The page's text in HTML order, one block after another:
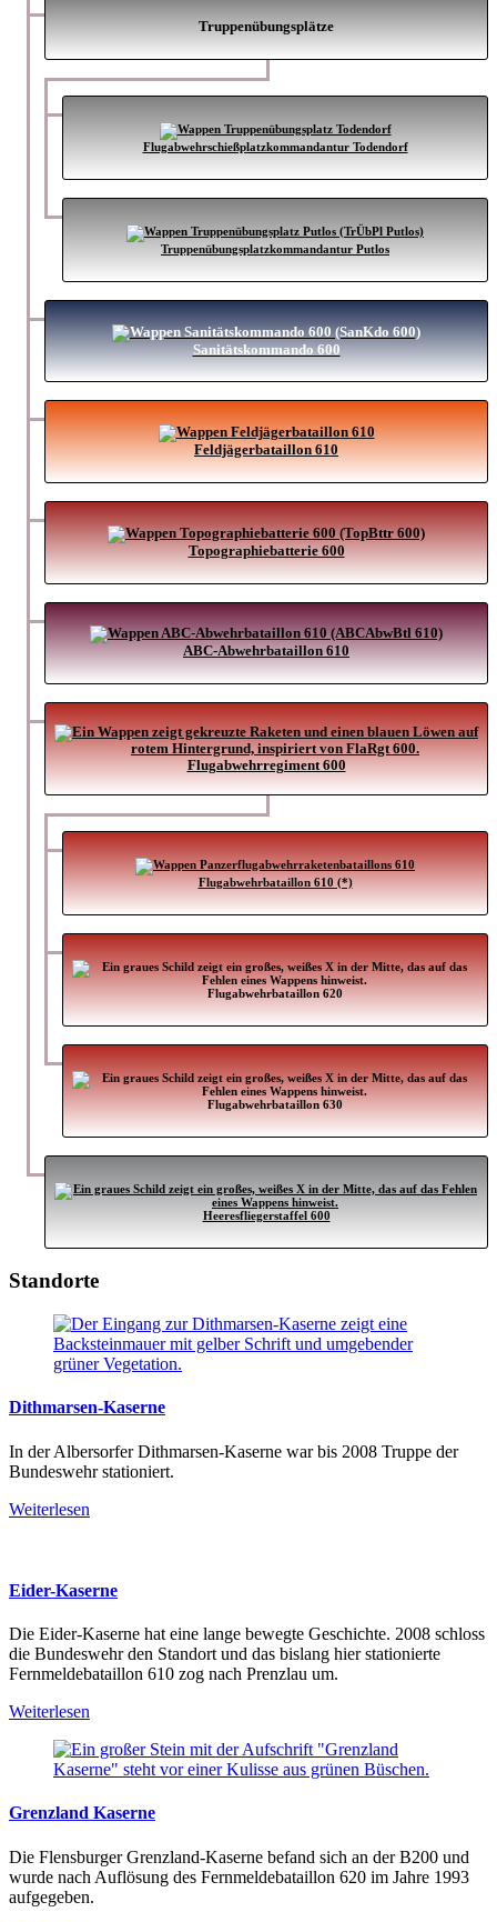
Truppenübungsplätze
Flugabwehrschießplatzkommandantur Todendorf
Truppenübungsplatzkommandantur Putlos
Sanitätskommando 600
Feldjägerbataillon 610
Topographiebatterie 600
ABC-Abwehrbataillon 610
Flugabwehrregiment 600
Flugabwehrbataillon 610 (*)
Flugabwehrbataillon 620
Flugabwehrbataillon 630
Heeresfliegerstaffel 600
Standorte
Dithmarsen-Kaserne
In der Albersorfer Dithmarsen-Kaserne war bis 2008 Truppe der
Bundeswehr stationiert.
Weiterlesen
Eider-Kaserne
Die Eider-Kaserne hat eine lange bewegte Geschichte. 2008 schloss
die Bundeswehr den Standort und das bislang hier stationierte
Fernmeldebataillon 610 zog nach Prenzlau um.
Weiterlesen
Grenzland Kaserne
Die Flensburger Grenzland-Kaserne befand sich an der B200 und
wurde nach Auflösung des Fernmeldebataillon 620 im Jahre 1993
aufgegeben.